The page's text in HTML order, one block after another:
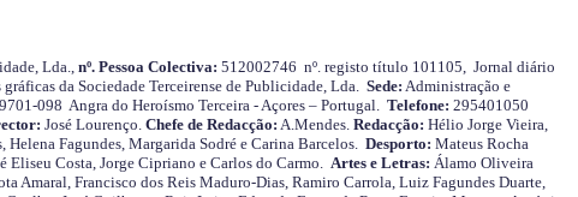
Lda.,nº. Pessoa Colectiva: 512002746 nº. registo título 101105, Jornal diário
da Sociedade Terceirense de Publicidade, Lda. Sede: Administração e
098 Angra do Heroísmo Terceira - Açores – Portugal. Telefone: 295401050
José Lourenço. Chefe de Redacção: A.Mendes. Redacção: Hélio Jorge Vieira,
Fagundes, Margarida Sodré e Carina Barcelos. Desporto: Mateus Rocha
Eliseu Costa, Jorge Cipriano e Carlos do Carmo. Artes e Letras: Álamo Oliveira
Amaral, Francisco dos Reis Maduro-Dias, Ramiro Carrola, Luiz Fagundes Duarte,